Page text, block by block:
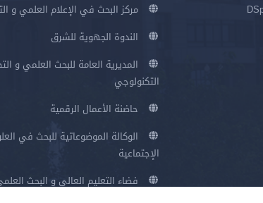
مركز البحث في الإعلام العلمي و
الندوة الجهوية للشرق
المديرية العامة للبحث العلمي و
التكنولوجي
حاضنة الأعمال الرقمية
الوكالة الموضوعاتية للبحث في
الإجتماعية
فضاء التعليم العالي و البحث